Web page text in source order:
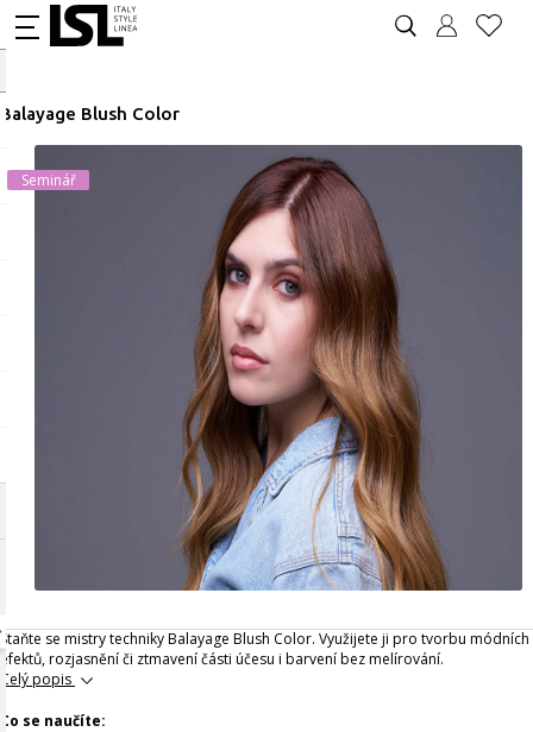
Balayage Blush Color
Seminář
Staňte se mistry techniky Balayage Blush Color. Využijete ji pro tvorbu módních
efektů, rozjasnění či ztmavení části účesu i barvení bez melírování.
Celý popis
Co se naučíte: